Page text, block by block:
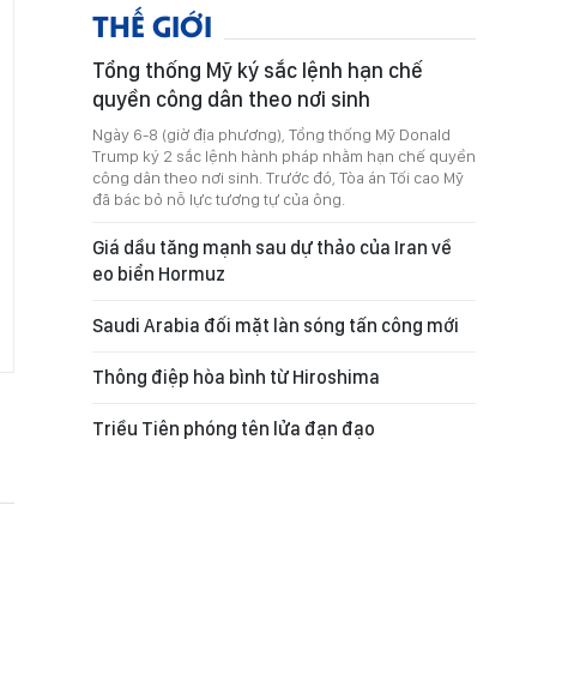
THẾ GIỚI
Tổng thống Mỹ ký sắc lệnh hạn chế
quyền công dân theo nơi sinh
Ngày 6-8 (giờ địa phương), Tổng thống Mỹ Donald
Trump ký 2 sắc lệnh hành pháp nhằm hạn chế quyền
công dân theo nơi sinh. Trước đó, Tòa án Tối cao Mỹ
đã bác bỏ nỗ lực tương tự của ông.
Giá dầu tăng mạnh sau dự thảo của Iran về
eo biển Hormuz
Saudi Arabia đối mặt làn sóng tấn công mới
Thông điệp hòa bình từ Hiroshima
Triều Tiên phóng tên lửa đạn đạo